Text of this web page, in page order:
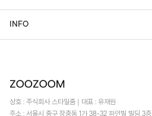
INFO
상호 : 주식회사 스타일줌 | 대표 : 유재원
주소 : 서울시 중구 장충동 1가 38-32 파인빌 빌딩 3층